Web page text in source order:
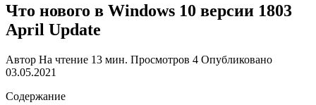
Что нового в Windows 10 версии 1803
April Update
Автор На чтение 13 мин. Просмотров 4 Опубликовано
03.05.2021
Содержание